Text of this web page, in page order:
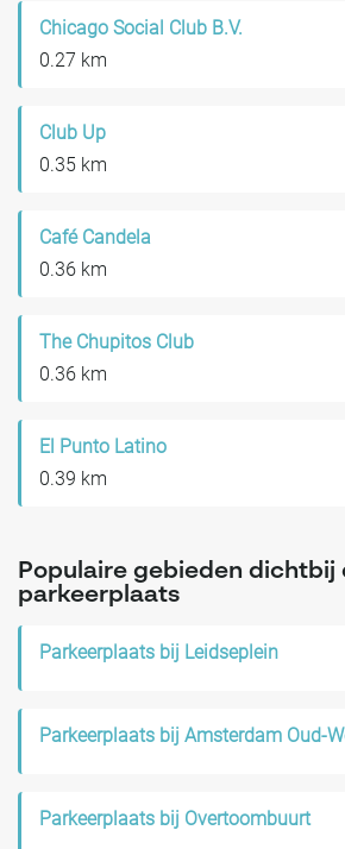
Chicago Social Club B.V.
0.27 km
Club Up
0.35 km
Café Candela
0.36 km
The Chupitos Club
0.36 km
El Punto Latino
0.39 km
Populaire gebieden dichtbij
parkeerplaats
Parkeerplaats bij Leidseplein
Parkeerplaats bij Amsterdam Oud-
Parkeerplaats bij Overtoombuurt